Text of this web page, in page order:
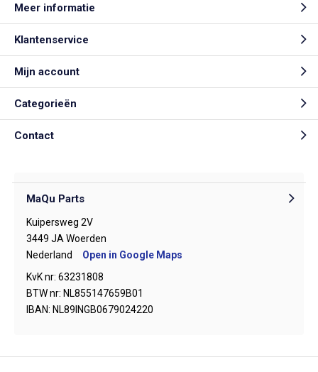
Meer informatie
Klantenservice
Mijn account
Categorieën
Contact
MaQu Parts
Kuipersweg 2V
3449 JA Woerden
Nederland
Open in Google Maps
KvK nr: 63231808
BTW nr: NL855147659B01
IBAN: NL89INGB0679024220